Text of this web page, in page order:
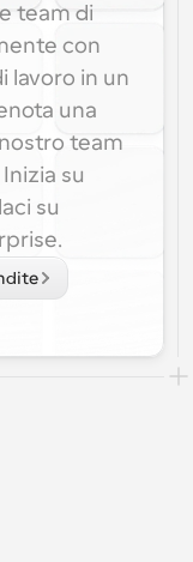
team di
con
lavoro in un
una
team
su
su